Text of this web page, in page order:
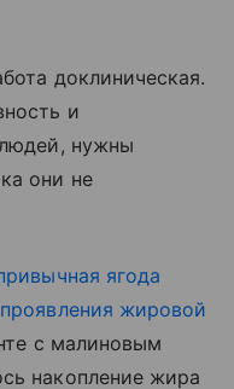
доклиническая.
и
нужны
они не
ягода
жировой
с малиновым
накопление жира